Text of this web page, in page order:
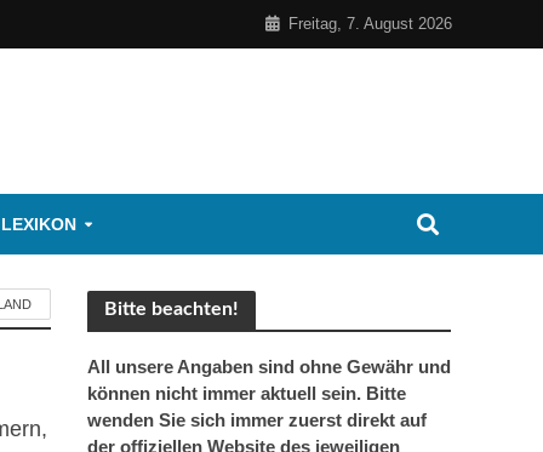
Freitag, 7. August 2026
Bitte beachten!
All unsere Angaben sind ohne Gewähr und
können nicht immer aktuell sein. Bitte
wenden Sie sich immer zuerst direkt auf
der offiziellen Website des jeweiligen